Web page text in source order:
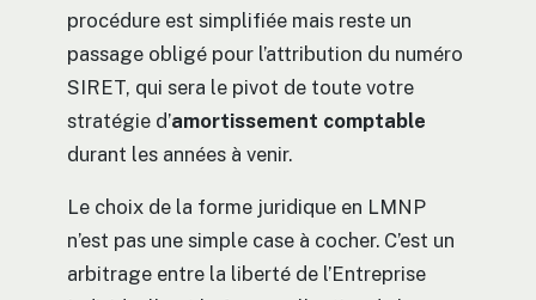
procédure est simplifiée mais reste un
passage obligé pour l’attribution du numéro
SIRET, qui sera le pivot de toute votre
stratégie d’amortissement comptable
durant les années à venir.
Le choix de la forme juridique en LMNP
n’est pas une simple case à cocher. C’est un
arbitrage entre la liberté de l’Entreprise